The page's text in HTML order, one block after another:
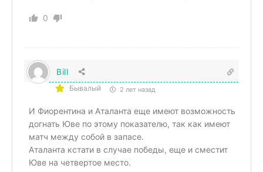
0
Bill
Бывалый 2 лет назад
И Фиорентина и Аталанта еще имеют возможность
догнать Юве по этому показателю, так как имеют
матч между собой в запасе.
Аталанта кстати в случае победы, еще и сместит
Юве на четвертое место.